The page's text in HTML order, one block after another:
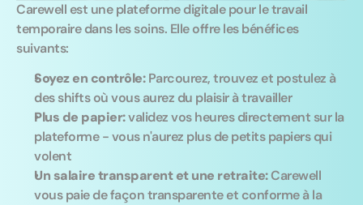
Carewell est une plateforme digitale pour le travail
temporaire dans les soins. Elle offre les bénéfices
suivants:
Soyez en contrôle: Parcourez, trouvez et postulez à
des shifts où vous aurez du plaisir à travailler
Plus de papier: validez vos heures directement sur la
plateforme - vous n'aurez plus de petits papiers qui
volent
Un salaire transparent et une retraite: Carewell
vous paie de façon transparente et conforme à la